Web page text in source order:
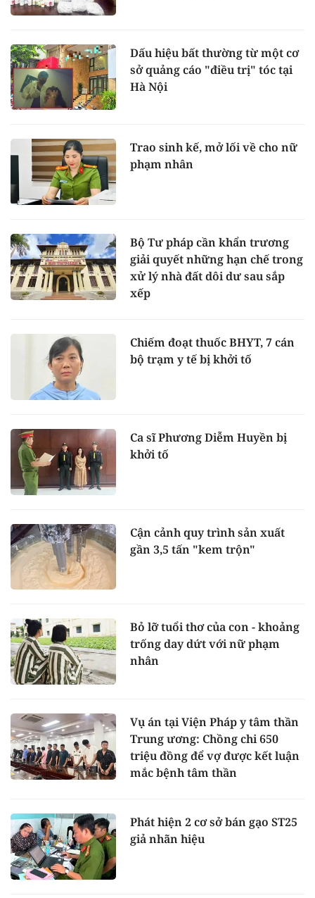
Dấu hiệu bất thường từ một cơ
sở quảng cáo "điều trị" tóc tại
Hà Nội
Trao sinh kế, mở lối về cho nữ
phạm nhân
Bộ Tư pháp cần khẩn trương
giải quyết những hạn chế trong
xử lý nhà đất dôi dư sau sắp
xếp
Chiếm đoạt thuốc BHYT, 7 cán
bộ trạm y tế bị khởi tố
Ca sĩ Phương Diễm Huyền bị
khởi tố
Cận cảnh quy trình sản xuất
gần 3,5 tấn "kem trộn"
Bỏ lỡ tuổi thơ của con - khoảng
trống day dứt với nữ phạm
nhân
Vụ án tại Viện Pháp y tâm thần
Trung ương: Chồng chi 650
triệu đồng để vợ được kết luận
mắc bệnh tâm thần
Phát hiện 2 cơ sở bán gạo ST25
giả nhãn hiệu